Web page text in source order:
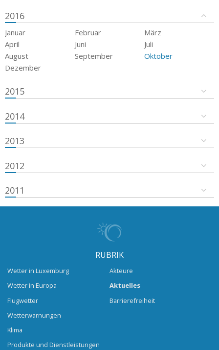
2016
Januar Februar
März
April
Juni
Juli
August
September
Oktober
Dezember
2015
2014
2013
2012
2011
RUBRIK
Wetter in Luxemburg
Wetter in Europa
Flugwetter
Wetterwarnungen
Klima
Produkte und Dienstleistungen
Akteure
Aktuelles
Barrierefreiheit